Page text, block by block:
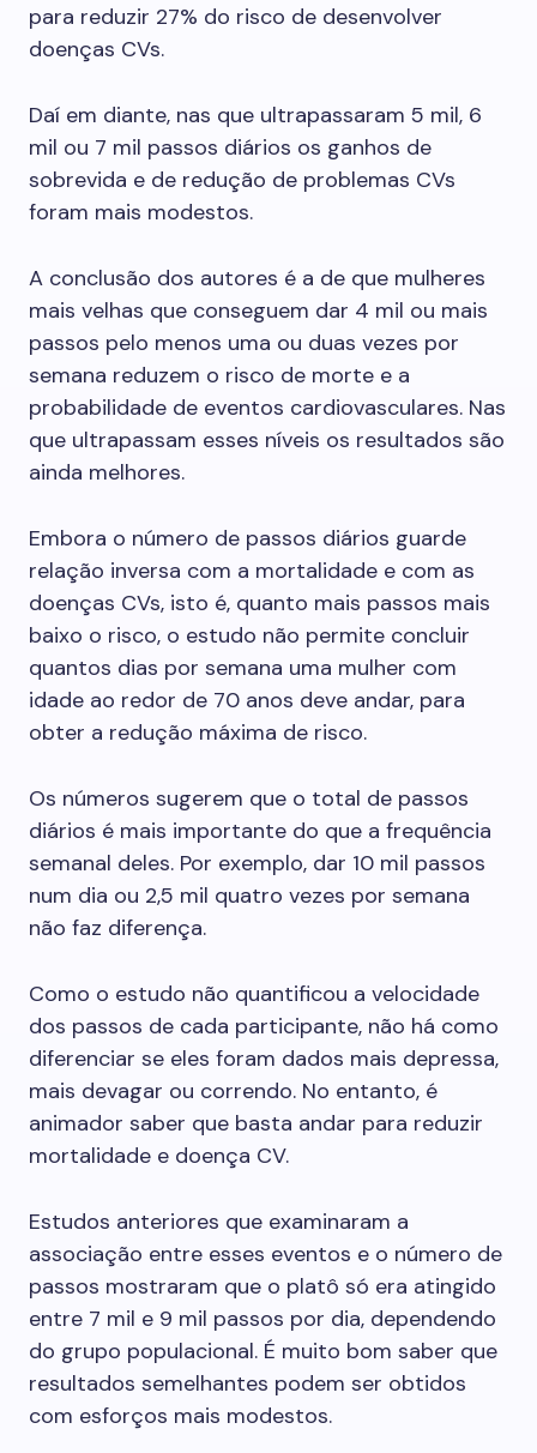
para reduzir 27% do risco de ­desenvolver
doenças CVs.
Daí em diante, nas que ultrapassaram 5 mil, 6
mil ou 7 mil passos diários os ganhos de
sobrevida e de redução de problemas CVs
foram mais modestos.
A conclusão dos autores é a de que mulheres
mais velhas que conseguem dar 4 mil ou mais
passos pelo menos uma ou duas vezes por
semana reduzem o risco de morte e a
probabilidade de eventos cardiovasculares. Nas
que ultrapassam esses níveis os resultados são
ainda melhores.
Embora o número de passos diários guarde
relação inversa com a mortalidade e com as
doenças CVs, isto é, quanto mais passos mais
baixo o risco, o estudo não permite concluir
quantos dias por semana uma mulher com
idade ao redor de 70 anos deve andar, para
obter a redução máxima de risco.
Os números sugerem que o total de passos
diários é mais importante do que a frequência
semanal deles. Por exemplo, dar 10 mil passos
num dia ou 2,5 mil quatro vezes por semana
não faz diferença.
Como o estudo não quantificou a velocidade
dos passos de cada participante, não há como
diferenciar se eles foram dados mais depressa,
mais devagar ou correndo. No entanto, é
animador saber que basta andar para reduzir
mortalidade e doença CV.
Estudos anteriores que examinaram a
associação entre esses eventos e o número de
passos mostraram que o platô só era atingido
entre 7 mil e 9 mil passos por dia, dependendo
do grupo populacional. É muito bom saber que
resultados semelhantes podem ser obtidos
com esforços mais modestos.